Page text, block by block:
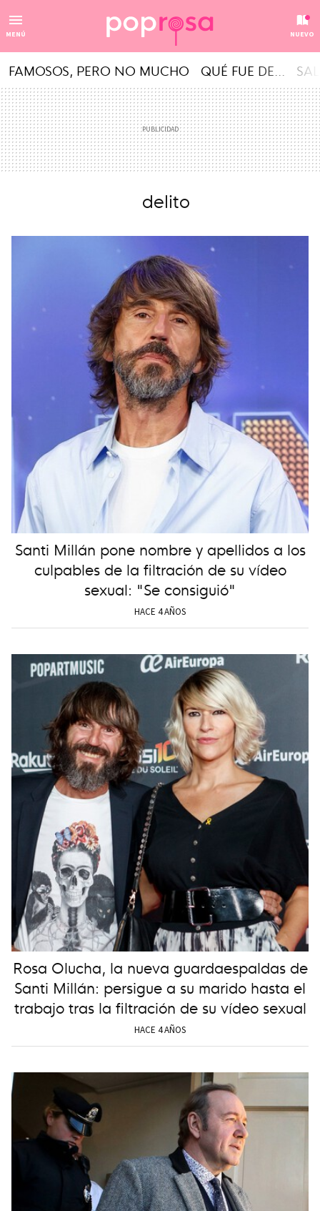
MENÚ NUEVO
FAMOSOS, PERO NO MUCHO QUÉ FUE DE...
delito
Santi Millán pone nombre y apellidos a los
culpables de la filtración de su vídeo
sexual: "Se consiguió"
HACE 4 AÑOS
Rosa Olucha, la nueva guardaespaldas de
Santi Millán: persigue a su marido hasta el
trabajo tras la filtración de su vídeo sexual
HACE 4 AÑOS